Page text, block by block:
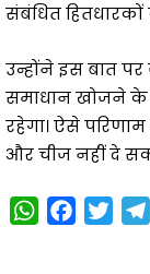
संबंधित हितधारकों
उन्होंने इस बात
समाधान खोजने के
रहेगा। ऐसे
और चीज नहीं दे
W